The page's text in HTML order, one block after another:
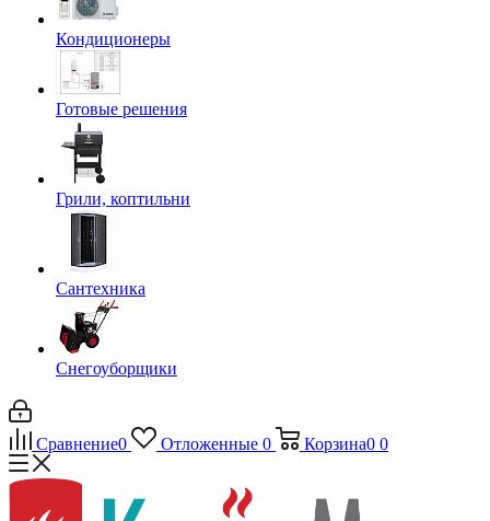
Кондиционеры
Готовые решения
Грили, коптильни
Сантехника
Снегоуборщики
Сравнение0 Отложенные 0 Корзина0 0